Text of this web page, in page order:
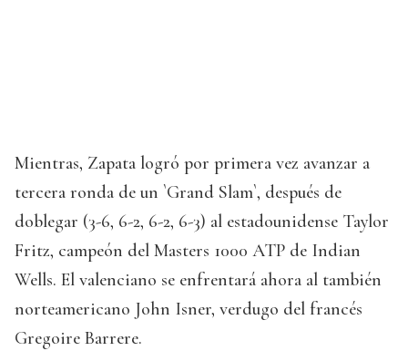
Mientras, Zapata logró por primera vez avanzar a
tercera ronda de un `Grand Slam`, después de
doblegar (3-6, 6-2, 6-2, 6-3) al estadounidense Taylor
Fritz, campeón del Masters 1000 ATP de Indian
Wells. El valenciano se enfrentará ahora al también
norteamericano John Isner, verdugo del francés
Gregoire Barrere.